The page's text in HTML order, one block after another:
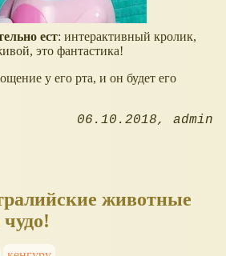
ест: интерактивный кролик,
это фантастика!
у его рта, и он будет его
06.10.2018 admin
животные